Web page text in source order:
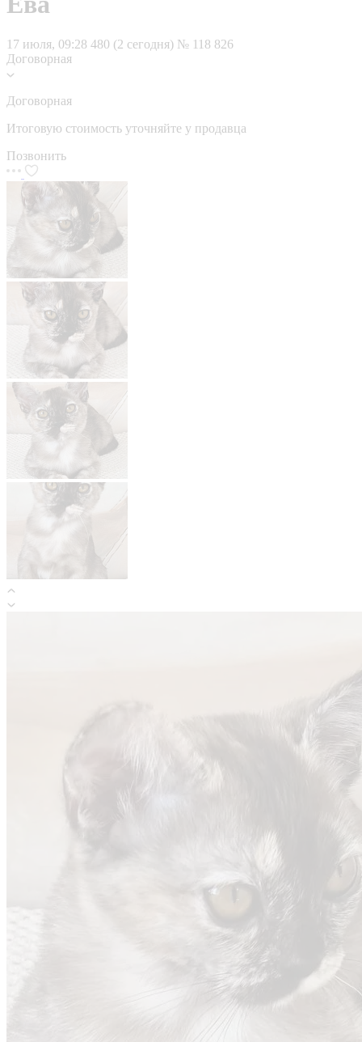
17 июля, 09:28 480 (2 сегодня) № 118 826
Договорная
Договорная
Итоговую стоимость уточняйте у продавца
Позвонить